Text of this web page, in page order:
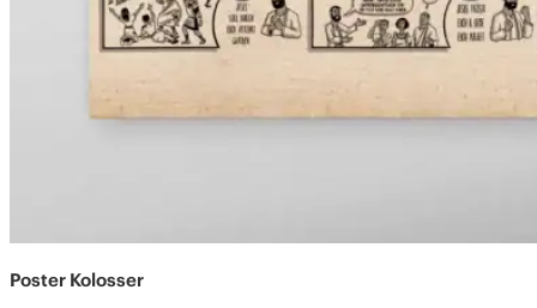
Poster Kolosser